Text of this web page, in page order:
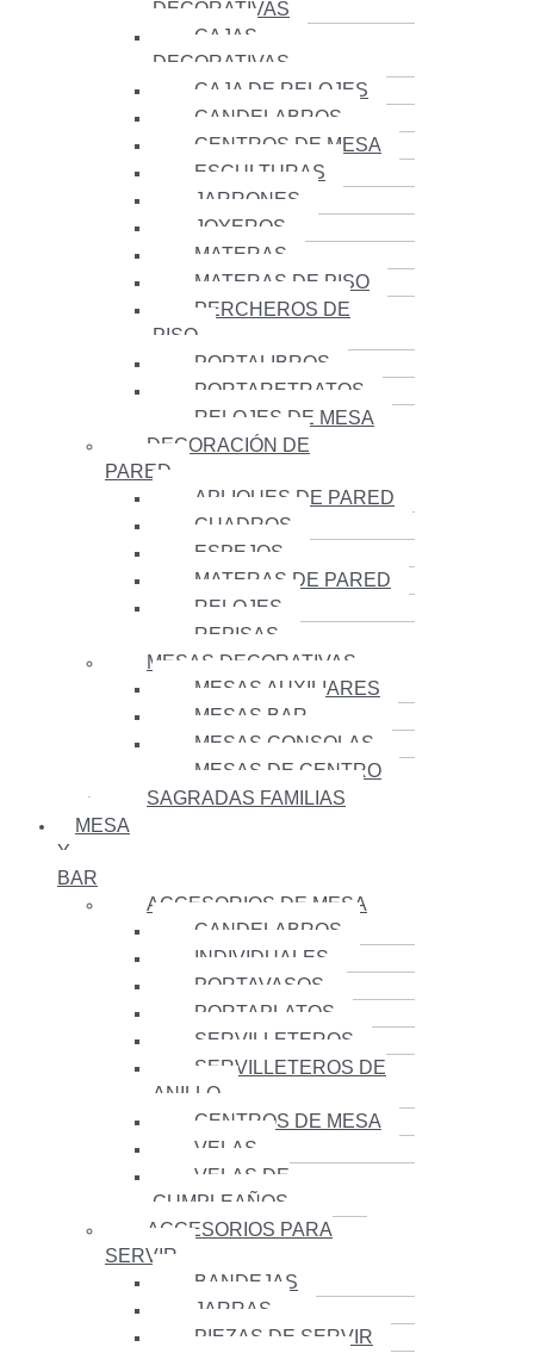
DECORATIVAS
CAJAS
DECORATIVAS
CAJA DE RELOJES
CANDELABROS
CENTROS DE MESA
ESCULTURAS
JARRONES
JOYEROS
MATERAS
MATERAS DE PISO
PERCHEROS DE
PISO
PORTALIBROS
PORTARETRATOS
RELOJES DE MESA
DECORACIÓN DE
PARED
APLIQUES DE PARED
CUADROS
ESPEJOS
MATERAS DE PARED
RELOJES
REPISAS
MESAS DECORATIVAS
MESAS AUXILIARES
MESAS BAR
MESAS CONSOLAS
MESAS DE CENTRO
SAGRADAS FAMILIAS
MESA
Y
BAR
ACCESORIOS DE MESA
CANDELABROS
INDIVIDUALES
PORTAVASOS
PORTAPLATOS
SERVILLETEROS
SERVILLETEROS DE
ANILLO
CENTROS DE MESA
VELAS
VELAS DE
CUMPLEAÑOS
ACCESORIOS PARA
SERVIR
BANDEJAS
JARRAS
PIEZAS DE SERVIR